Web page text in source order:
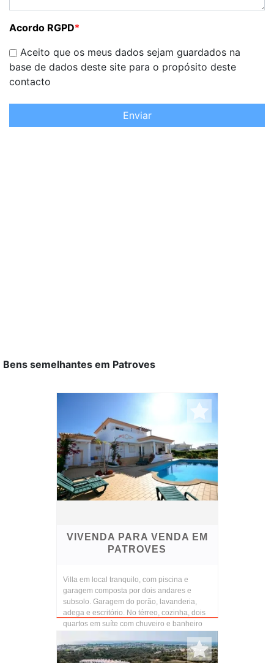
Acordo RGPD*
Aceito que os meus dados sejam guardados na
base de dados deste site para o propósito deste
contacto
Enviar
Bens semelhantes em Patroves
VIVENDA PARA VENDA EM
PATROVES
Villa em local tranquilo, com piscina e
garagem composta por dois andares e
subsolo. Garagem do porão, lavanderia,
adega e escritório. No térreo, cozinha, dois
quartos em suíte com chuveiro e banheiro